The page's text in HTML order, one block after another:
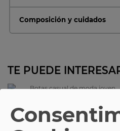
Composición y cuidados
TE PUEDE
Botas Casual De Moda Joven
Wl182670-11 Color Negro